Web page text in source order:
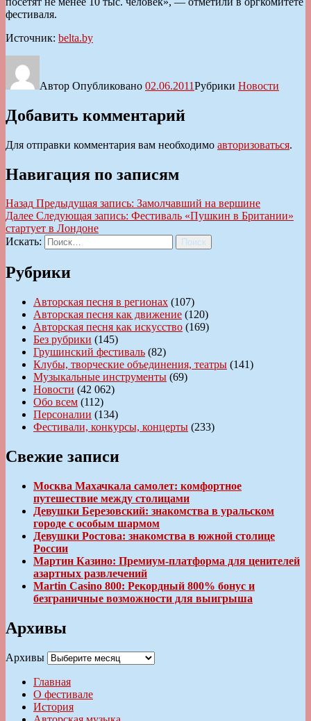
фестиваля.
Источник: belta.by
Автор Опубликовано 02.06.2011Рубрики Новости
Добавить комментарий
Для отправки комментария вам необходимо авторизоваться.
Навигация по записям
Назад Предыдущая запись: Замолчавший на вершине
Далее Следующая запись: Фестиваль «Пушкин в Британии»
стартует в Лондоне
Искать:
Поиск
Рубрики
Авторская песня в регионах (107)
Авторская песня как движение (120)
Авторская песня как искусство (169)
Без рубрики (145)
Грушинский фестиваль (82)
Клубы, творческие объединения, театры (141)
Музыкальные инструменты (69)
Новости (42 062)
Обо всем (112)
Персоналии (134)
Фестивали, конкурсы, концерты (233)
Свежие записи
Москва Махачкала самолет: комфортное
путешествие между столицами
Девушки Березовский: знакомства в уральском
городе с особым шармом
Девушки Ростова: знакомства в южной столице
России
Мартин Казино: Премиум-платформа для ценителей
азартных развлечений
Martin Casino 800: Рекордный 800% бонус и
безграничные возможности для выигрыша
Архивы
Архивы
Главная
О фестивале
История